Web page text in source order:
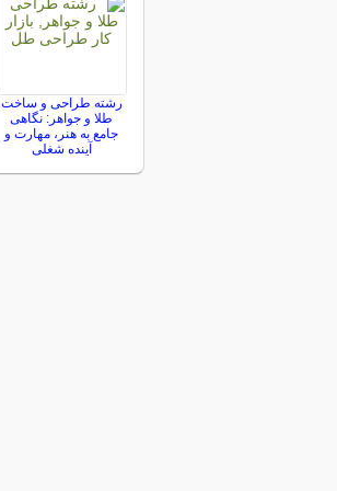
رشته طراحی و ساخت
طلا و جواهر: نگاهی
جامع به هنر، مهارت و
آینده شغلی